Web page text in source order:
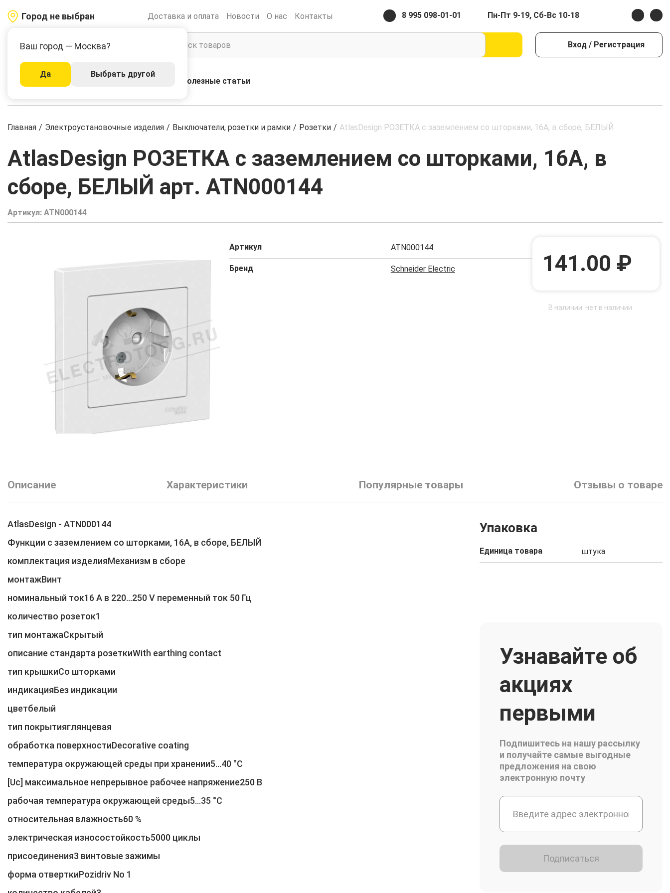
Город не выбран
Ваш город — Москва?
Да Выбрать другой
Доставка и оплата Новости О нас Контакты 8 995 098-01-01 Пн-Пт 9-19, Сб-Вс 10-18
Вход / Регистрация
Каталог Акции Полезные статьи
Главная / Электроустановочные изделия / Выключатели, розетки и рамки / Розетки / AtlasDesign РОЗЕТКА с заземлением со шторками, 16А, в сборе, БЕЛЫЙ
AtlasDesign РОЗЕТКА с заземлением со шторками, 16А, в
сборе, БЕЛЫЙ арт. ATN000144
Артикул: ATN000144
Артикул ATN000144
Бренд Schneider Electric 141.00 ₽
В наличии: нет в наличии
Описание Характеристики Популярные товары Отзывы о товаре
AtlasDesign - ATN000144
Функции с заземлением со шторками, 16А, в сборе, БЕЛЫЙ
комплектация изделияМеханизм в сборе
монтажВинт
номинальный ток16 A в 220...250 V переменный ток 50 Гц
количество розеток1
тип монтажаСкрытый
описание стандарта розеткиWith earthing contact
тип крышкиСо шторками
индикацияБез индикации
цветбелый
тип покрытияглянцевая
обработка поверхностиDecorative coating
температура окружающей среды при хранении5...40 °C
[Uc] максимальное непрерывное рабочее напряжение250 В
рабочая температура окружающей среды5...35 °C
относительная влажность60 %
электрическая износостойкость5000 циклы
присоединения3 винтовые зажимы
форма отверткиPozidriv No 1
Упаковка
Единица товара штука
Узнавайте об
акциях
первыми
Подпишитесь на нашу рассылку
и получайте самые выгодные
предложения на свою
электронную почту
Подписаться